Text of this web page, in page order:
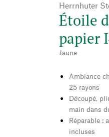
Herrnhuter
Étoile
papier
Jaune
Ambiance
25 rayons
Découpé,
main dans
Réparable :
incluses